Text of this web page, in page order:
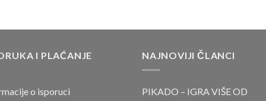
I PLAĆANJE
o isporuci
NAJNOVIJI ČLANCI
PIKADO – IGRA VIŠE OD